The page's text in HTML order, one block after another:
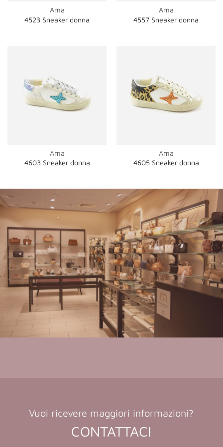
Ama
4523 Sneaker donna
Ama
4557 Sneaker donna
Ama
4603 Sneaker donna
Ama
4605 Sneaker donna
Vuoi ricevere maggiori informazioni?
CONTATTACI